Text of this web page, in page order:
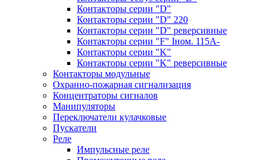
Контакторы серии "D"
Контакторы серии "D" 220
Контакторы серии "D" реверсивные
Контакторы серии "F" Iном. 115А-
Контакторы серии "K"
Контакторы серии "K" реверсивные
Контакторы модульные
Охранно-пожарная сигнализация
Концентраторы сигналов
Манипуляторы
Переключатели кулачковые
Пускатели
Реле
Импульсные реле